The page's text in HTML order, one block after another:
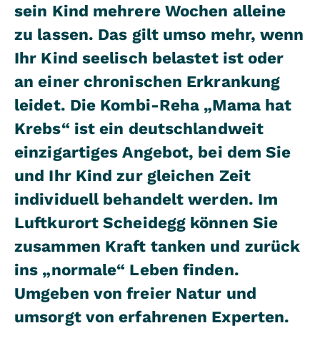
sein Kind mehrere Wochen alleine
zu lassen. Das gilt umso mehr, wenn
Ihr Kind seelisch belastet ist oder
an einer chronischen Erkrankung
leidet. Die Kombi-Reha „Mama hat
Krebs“ ist ein deutschlandweit
einzigartiges Angebot, bei dem Sie
und Ihr Kind zur gleichen Zeit
individuell behandelt werden. Im
Luftkurort Scheidegg können Sie
zusammen Kraft tanken und zurück
ins „normale“ Leben finden.
Umgeben von freier Natur und
umsorgt von erfahrenen Experten.